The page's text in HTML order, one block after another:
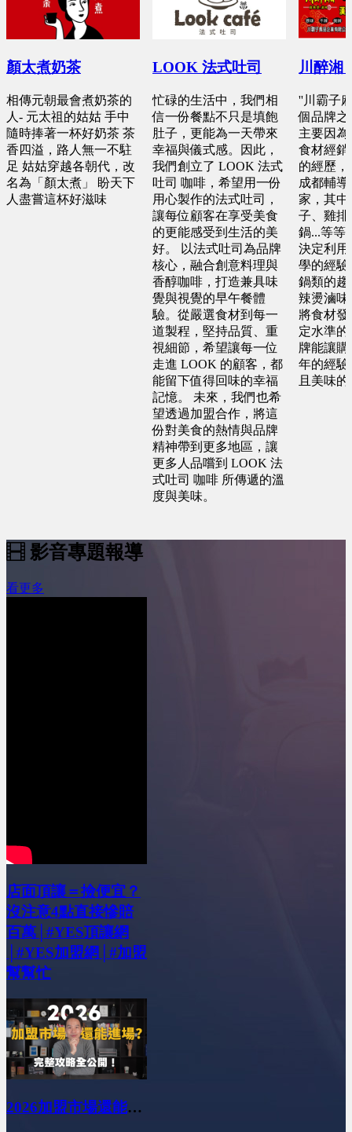
顏太煮奶茶
相傳元朝最會煮奶茶的
人- 元太祖的姑姑 手中
隨時捧著一杯好奶茶 茶
香四溢，路人無一不駐
足 姑姑穿越各朝代，改
名為「顏太煮」 盼天下
人盡嘗這杯好滋味
LOOK 法式吐司
忙碌的生活中，我們相
信一份餐點不只是填飽
肚子，更能為一天帶來
幸福與儀式感。因此，
我們創立了 LOOK 法式
吐司 咖啡，希望用一份
用心製作的法式吐司，
讓每位顧客在享受美食
的更能感受到生活的美
好。 以法式吐司為品牌
核心，融合創意料理與
香醇咖啡，打造兼具味
覺與視覺的早午餐體
驗。從嚴選食材到每一
道製程，堅持品質、重
視細節，希望讓每一位
走進 LOOK 的顧客，都
能留下值得回味的幸福
記憶。 未來，我們也希
望透過加盟合作，將這
份對美食的熱情與品牌
精神帶到更多地區，讓
更多人品嚐到 LOOK 法
式吐司 咖啡 所傳遞的溫
度與美味。
川醉湘
''川霸子
個品牌之
主要因
食材經銷
的經歷
成都輔
家，其中
子、雞排
鍋...等等
決定利用
學的經驗
鍋類的趨
辣燙滷味
將食材
定水準
牌能讓
年的經驗
且美味
影音專題報導
看更多
店面頂讓＝撿便宜？
沒注意4點直接慘賠
百萬│#YES頂讓網
│#YES加盟網│#加盟
幫幫忙
2026加盟市場還能進